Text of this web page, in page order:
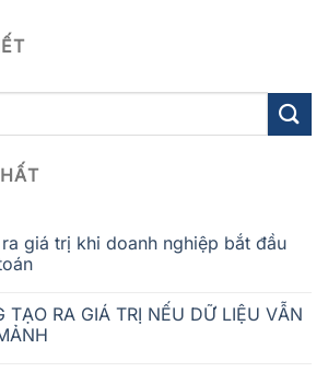
giá trị khi doanh nghiệp bắt đầu
TẠO RA GIÁ TRỊ NẾU DỮ LIỆU VẪN